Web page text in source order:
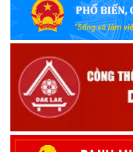
Bộ Quốc phòng công
tái cấu trúc thực hiện
điện tử
Bộ Chính trị, Ban Bí thư
trong vận hành chính
(08/10/2025)